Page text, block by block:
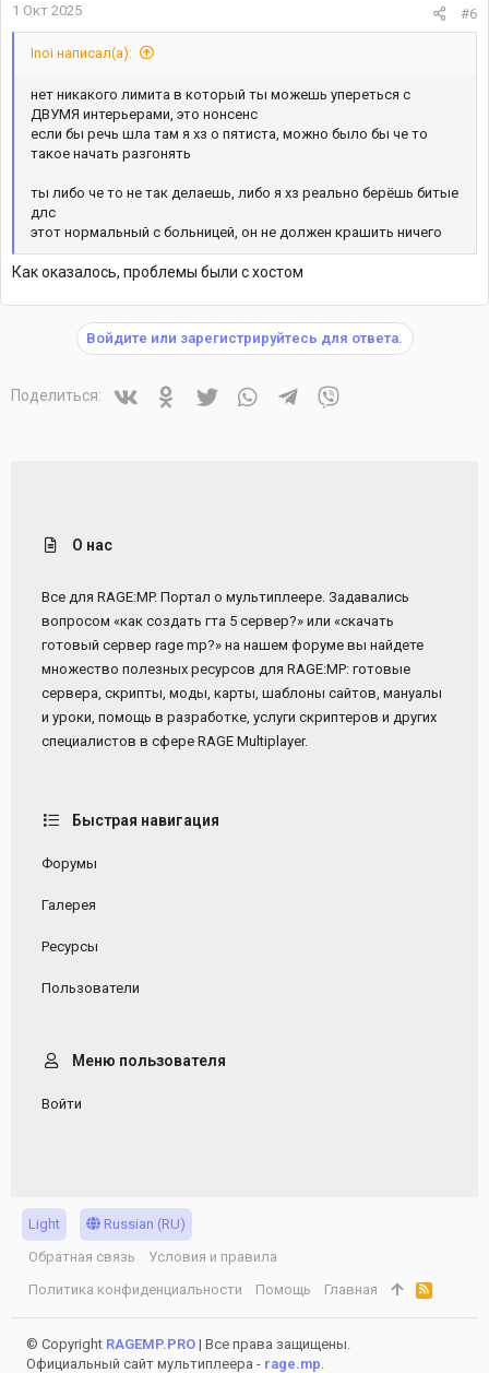
1 Окт 2025 #6
Inoi написал(а):
нет никакого лимита в который ты можешь упереться с
ДВУМЯ интерьерами, это нонсенс
если бы речь шла там я хз о пятиста, можно было бы че то
такое начать разгонять
ты либо че то не так делаешь, либо я хз реально берёшь битые
длс
этот нормальный с больницей, он не должен крашить ничего
Как оказалось, проблемы были с хостом
Войдите или зарегистрируйтесь для ответа.
Поделиться: VkontakteOdnoklassniki
Twitter WhatsAppTelegram
О нас
Все для RAGE:MP. Портал о мультиплеере. Задавались
вопросом «как создать гта 5 сервер?» или «скачать
готовый сервер rage mp?» на нашем форуме вы найдете
множество полезных ресурсов для RAGE:MP: готовые
сервера, скрипты, моды, карты, шаблоны сайтов, мануалы
и уроки, помощь в разработке, услуги скриптеров и других
специалистов в сфере RAGE Multiplayer.
Быстрая навигация
Форумы
Галерея
Ресурсы
Пользователи
Меню пользователя
Войти
Light
Russian (RU)
Обратная связь
Условия и правила
Политика конфиденциальности
Помощь Главная
R
S
S
© Copyright RAGEMP.PRO | Все права защищены.
Официальный сайт мультиплеера - rage.mp.